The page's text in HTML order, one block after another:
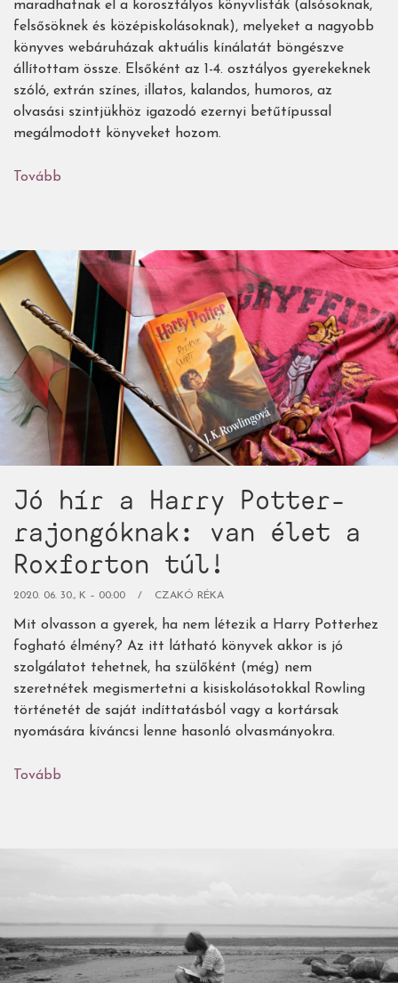
maradhatnak el a korosztályos könyvlisták (alsósoknak,
felsősöknek és középiskolásoknak), melyeket a nagyobb
könyves webáruházak aktuális kínálatát böngészve
állítottam össze. Elsőként az 1-4. osztályos gyerekeknek
szóló, extrán színes, illatos, kalandos, humoros, az
olvasási szintjükhöz igazodó ezernyi betűtípussal
megálmodott könyveket hozom.
Tovább
olvasni
fog
a
gyereked!
2022/1.
rész
Könyvek
alsósoknak,
önálló
Jó hír a Harry Potter-
rajongóknak: van élet a
Roxforton túl!
2020. 06. 30., K – 00:00 CZAKÓ RÉKA
Mit olvasson a gyerek, ha nem létezik a Harry Potterhez
fogható élmény? Az itt látható könyvek akkor is jó
szolgálatot tehetnek, ha szülőként (még) nem
szeretnétek megismertetni a kisiskolásotokkal Rowling
történetét de saját indíttatásból vagy a kortársak
nyomására kíváncsi lenne hasonló olvasmányokra.
Tovább
élet
a
Roxforton